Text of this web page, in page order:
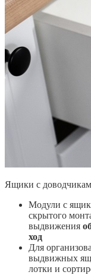
Ящики с
Модули с
скрытого
выдвижения
ход
Для
выдвижных
лотки и